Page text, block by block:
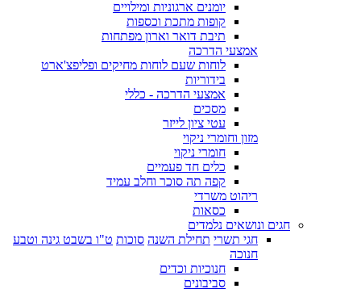
יומנים ארגוניות ומילויים
קופות מתכת וכספות
תיבת דואר וארון מפתחות
אמצעי הדרכה
לוחות שעם לוחות מחיקים ופליפצ'ארט
בידוריות
אמצעי הדרכה - כללי
מסכים
עטי ציון לייזר
מזון וחומרי ניקוי
חומרי ניקוי
כלים חד פעמיים
קפה תה סוכר וחלב עמיד
ריהוט משרדי
כסאות
חגים ונושאים נלמדים
חגי תשרי תחילת השנה סוכות ט"ו בשבט גינה וטבע
חנוכה
חנוכיות וכדים
סביבונים